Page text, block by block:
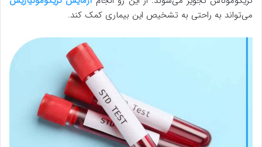
می‌تواند به راحتی به تشخیص این بیماری کمک کند.